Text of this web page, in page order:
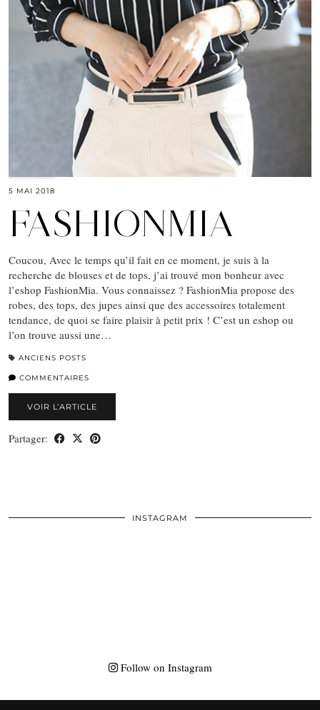
5 MAI 2018
FASHIONMIA
Coucou, Avec le temps qu’il fait en ce moment, je suis à la
recherche de blouses et de tops, j’ai trouvé mon bonheur avec
l’eshop FashionMia. Vous connaissez ? FashionMia propose des
robes, des tops, des jupes ainsi que des accessoires totalement
tendance, de quoi se faire plaisir à petit prix ! C’est un eshop ou
l’on trouve aussi une…
ANCIENS POSTS
COMMENTAIRES
VOIR L’ARTICLE
Partager:
INSTAGRAM
Follow on Instagram